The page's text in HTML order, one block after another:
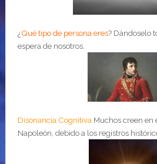
¿Qué tipo de persona eres? Dándoselo
espera de nosotros.
Disonancia Cognitiva Muchos creen en
Napoleón, debido a los registros